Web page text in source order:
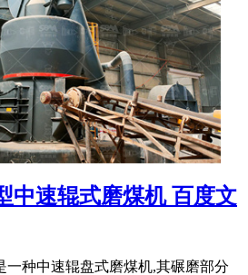
中速辊式磨煤机 百度文
一种中速辊盘式磨煤机,其碾磨部分